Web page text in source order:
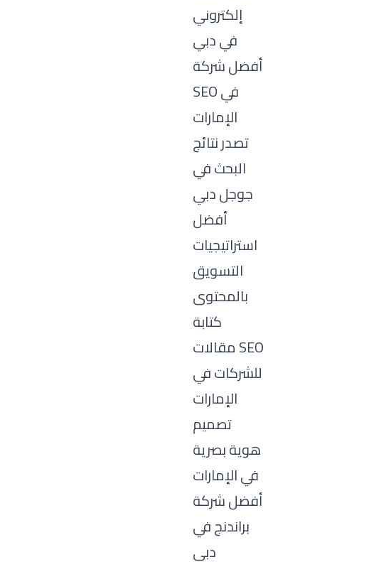
إلكتروني
في دبي
أفضل شركة
SEO في
الإمارات
تصدر نتائج
البحث في
جوجل دبي
أفضل
استراتيجيات
التسويق
بالمحتوى
كتابة
مقالات SEO
للشركات في
الإمارات
تصميم
هوية بصرية
في الإمارات
أفضل شركة
براندنج في
دبي